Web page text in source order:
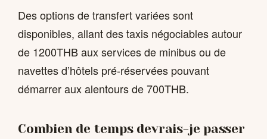
Des options de transfert variées sont
disponibles, allant des taxis négociables autour
de 1200THB aux services de minibus ou de
navettes d’hôtels pré-réservées pouvant
démarrer aux alentours de 700THB.
Combien de temps devrais-je passer